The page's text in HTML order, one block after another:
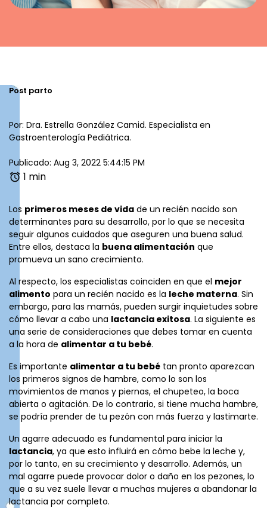
Post parto
Por: Dra. Estrella González Camid. Especialista en
Gastroenterología Pediátrica.
Publicado: Aug 3, 2022 5:44:15 PM
1 min
Los primeros meses de vida de un recién nacido son
determinantes para su desarrollo, por lo que se necesita
seguir algunos cuidados que aseguren una buena salud.
Entre ellos, destaca la buena alimentación que
promueva un sano crecimiento.
Al respecto, los especialistas coinciden en que el mejor
alimento para un recién nacido es la leche materna. Sin
embargo, para las mamás, pueden surgir inquietudes sobre
cómo llevar a cabo una lactancia exitosa. La siguiente es
una serie de consideraciones que debes tomar en cuenta
a la hora de alimentar a tu bebé.
Es importante alimentar a tu bebé tan pronto aparezcan
los primeros signos de hambre, como lo son los
movimientos de manos y piernas, el chupeteo, la boca
abierta o agitación. De lo contrario, si tiene mucha hambre,
se podría prender de tu pezón con más fuerza y lastimarte.
Un agarre adecuado es fundamental para iniciar la
lactancia, ya que esto influirá en cómo bebe la leche y,
por lo tanto, en su crecimiento y desarrollo. Además, un
mal agarre puede provocar dolor o daño en los pezones, lo
que a su vez suele llevar a muchas mujeres a abandonar la
lactancia por completo.